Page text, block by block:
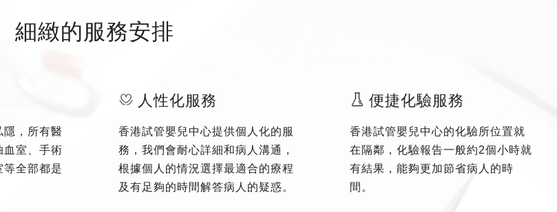
細緻的服務安排
隱，所有醫
血室、手術
等全部都是
人性化服務
香港試管嬰兒中心提供個人化的服
務，我們會耐心詳細和病人溝通，
根據個人的情況選擇最適合的療程
及有足夠的時間解答病人的疑惑。
便捷化驗服務
香港試管嬰兒中心的化驗所位置就
在隔鄰，化驗報告一般約2個小時就
有結果，能夠更加節省病人的時
間。